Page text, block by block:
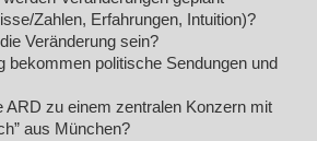
Zahlen, Erfahrungen, Intuition)?
Veränderung sein?
bekommen politische Sendungen und
ARD zu einem zentralen Konzern mit
aus München?